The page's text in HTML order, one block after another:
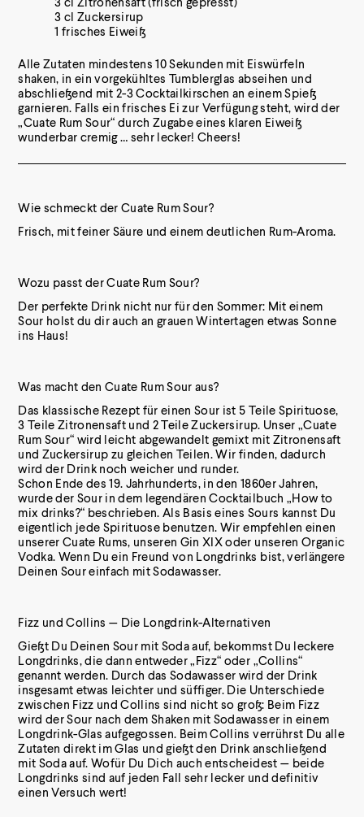
3 cl Zuckersirup
1 frisches Eiweiß
Alle Zutaten mindestens 10 Sekunden mit Eiswürfeln
shaken, in ein vorgekühltes Tumblerglas abseihen und
abschließend mit 2-3 Cocktailkirschen an einem Spieß
garnieren. Falls ein frisches Ei zur Verfügung steht, wird der
„Cuate Rum Sour“ durch Zugabe eines klaren Eiweiß
wunderbar cremig … sehr lecker! Cheers!
Wie schmeckt der Cuate Rum Sour?
Frisch, mit feiner Säure und einem deutlichen Rum-Aroma.
Wozu passt der Cuate Rum Sour?
Der perfekte Drink nicht nur für den Sommer: Mit einem
Sour holst du dir auch an grauen Wintertagen etwas Sonne
ins Haus!
Was macht den Cuate Rum Sour aus?
Das klassische Rezept für einen Sour ist 5 Teile Spirituose,
3 Teile Zitronensaft und 2 Teile Zuckersirup. Unser „Cuate
Rum Sour“ wird leicht abgewandelt gemixt mit Zitronensaft
und Zuckersirup zu gleichen Teilen. Wir finden, dadurch
wird der Drink noch weicher und runder.
Schon Ende des 19. Jahrhunderts, in den 1860er Jahren,
wurde der Sour in dem legendären Cocktailbuch „How to
mix drinks?“ beschrieben. Als Basis eines Sours kannst Du
eigentlich jede Spirituose benutzen. Wir empfehlen einen
unserer Cuate Rums, unseren Gin XIX oder unseren Organic
Vodka. Wenn Du ein Freund von Longdrinks bist, verlängere
Deinen Sour einfach mit Sodawasser.
Fizz und Collins — Die Longdrink-Alternativen
Gießt Du Deinen Sour mit Soda auf, bekommst Du leckere
Longdrinks, die dann entweder „Fizz“ oder „Collins“
genannt werden. Durch das Sodawasser wird der Drink
insgesamt etwas leichter und süffiger. Die Unterschiede
zwischen Fizz und Collins sind nicht so groß: Beim Fizz
wird der Sour nach dem Shaken mit Sodawasser in einem
Longdrink-Glas aufgegossen. Beim Collins verrührst Du alle
Zutaten direkt im Glas und gießt den Drink anschließend
mit Soda auf. Wofür Du Dich auch entscheidest — beide
Longdrinks sind auf jeden Fall sehr lecker und definitiv
einen Versuch wert!